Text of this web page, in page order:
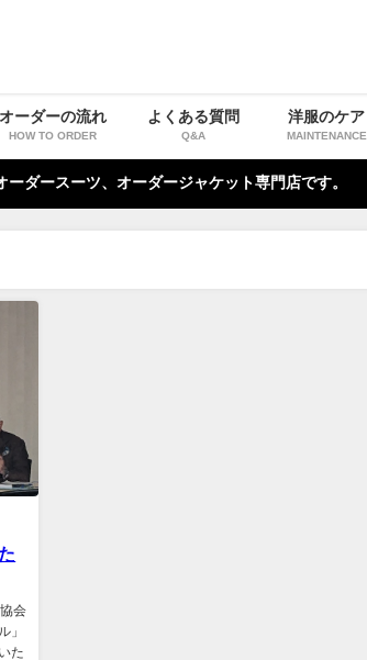
オーダーの流れ
HOW TO ORDER
よくある質問
Q&A
洋服のケア
MAINTENANCE
ダースーツ、オーダージャケット専門店です。
会
」
た